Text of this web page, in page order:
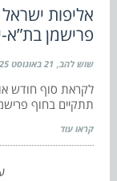
אליפות
פרישמן בת”א-
שוש להב 21 באוגוסט 2025
לקראת סוף חודש
תתקיים בחוף פרישמן בת"א, ב- 4
קראו עוד